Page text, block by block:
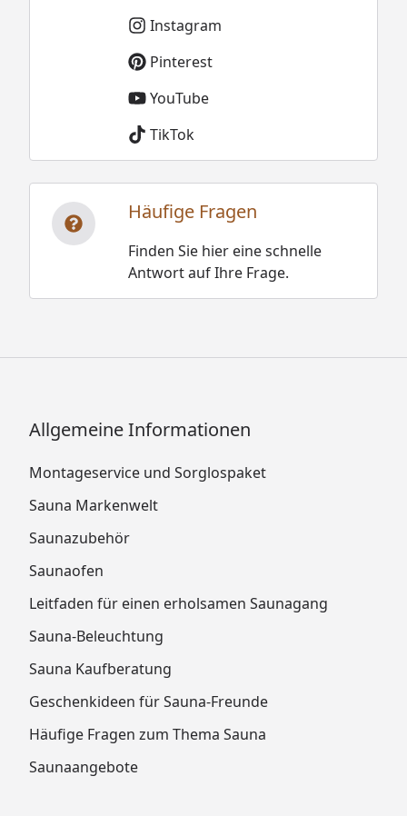
Instagram
Pinterest
YouTube
TikTok
Häufige Fragen
Finden Sie hier eine schnelle
Antwort auf Ihre Frage.
Allgemeine Informationen
Montageservice und Sorglospaket
Sauna Markenwelt
Saunazubehör
Saunaofen
Leitfaden für einen erholsamen Saunagang
Sauna-Beleuchtung
Sauna Kaufberatung
Geschenkideen für Sauna-Freunde
Häufige Fragen zum Thema Sauna
Saunaangebote